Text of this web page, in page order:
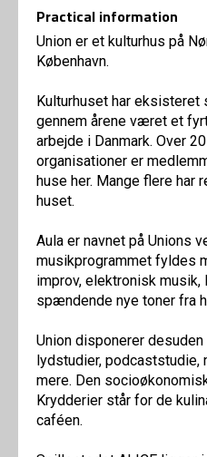
Practical information
Union er et kulturhus på
København.
Kulturhuset har eksisteret
gennem årene været et
arbejde i Danmark. Over
organisationer er
huse her. Mange flere
huset.
Aula er navnet på Unions
musikprogrammet fyldes
improv, elektronisk
spændende nye toner fra
Union disponerer
lydstudier, podcaststudie,
mere. Den
Krydderier står for de
caféen.